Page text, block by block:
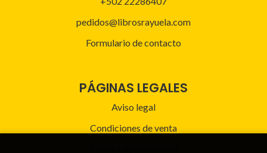
pedidos@librosrayuela.com
Formulario de contacto
PÁGINAS LEGALES
Aviso legal
Condiciones de venta